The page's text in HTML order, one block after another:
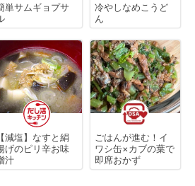
単サムギョプサ
冷やしなめこうど
ん
【減塩】なすと絹
げのピリ辛お味
汁
ごはんが進む！イ
ワシ缶×カブの葉で
即席おかず